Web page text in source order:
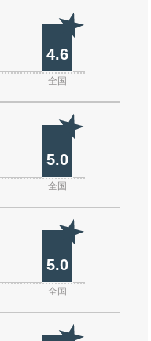
4.6
全国
5.0
全国
5.0
全国